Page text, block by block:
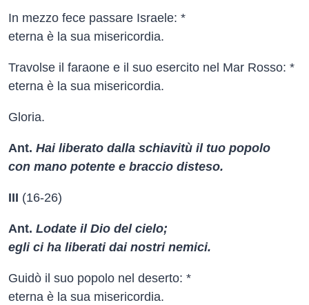
In mezzo fece passare Israele: *
eterna è la sua misericordia.
Travolse il faraone e il suo esercito nel Mar Rosso: *
eterna è la sua misericordia.
Gloria.
Ant. Hai liberato dalla schiavitù il tuo popolo
con mano potente e braccio disteso.
III (16-26)
Ant. Lodate il Dio del cielo;
egli ci ha liberati dai nostri nemici.
Guidò il suo popolo nel deserto: *
eterna è la sua misericordia.